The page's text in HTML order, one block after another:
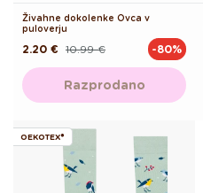
Živahne dokolenke Ovca v
puloverju
Redna 10.99 €
Akcijska
2.20 € -80%
Razprodano
OEKOTEX®